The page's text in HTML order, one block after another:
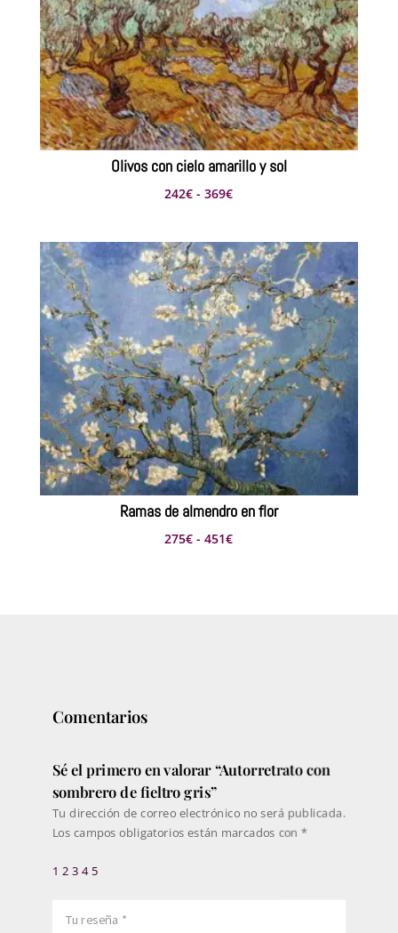
Olivos con cielo amarillo y sol
242€ - 369€Rango
precios:
desde
242€
hasta
369€
Ramas de almendro en flor
275€ - 451€Rango
Comentarios
Sé el primero en valorar “Autorretrato con
sombrero de fieltro gris”
Tu dirección de correo electrónico no será publicada.
Los campos obligatorios están marcados con*
1 2 3 4 5